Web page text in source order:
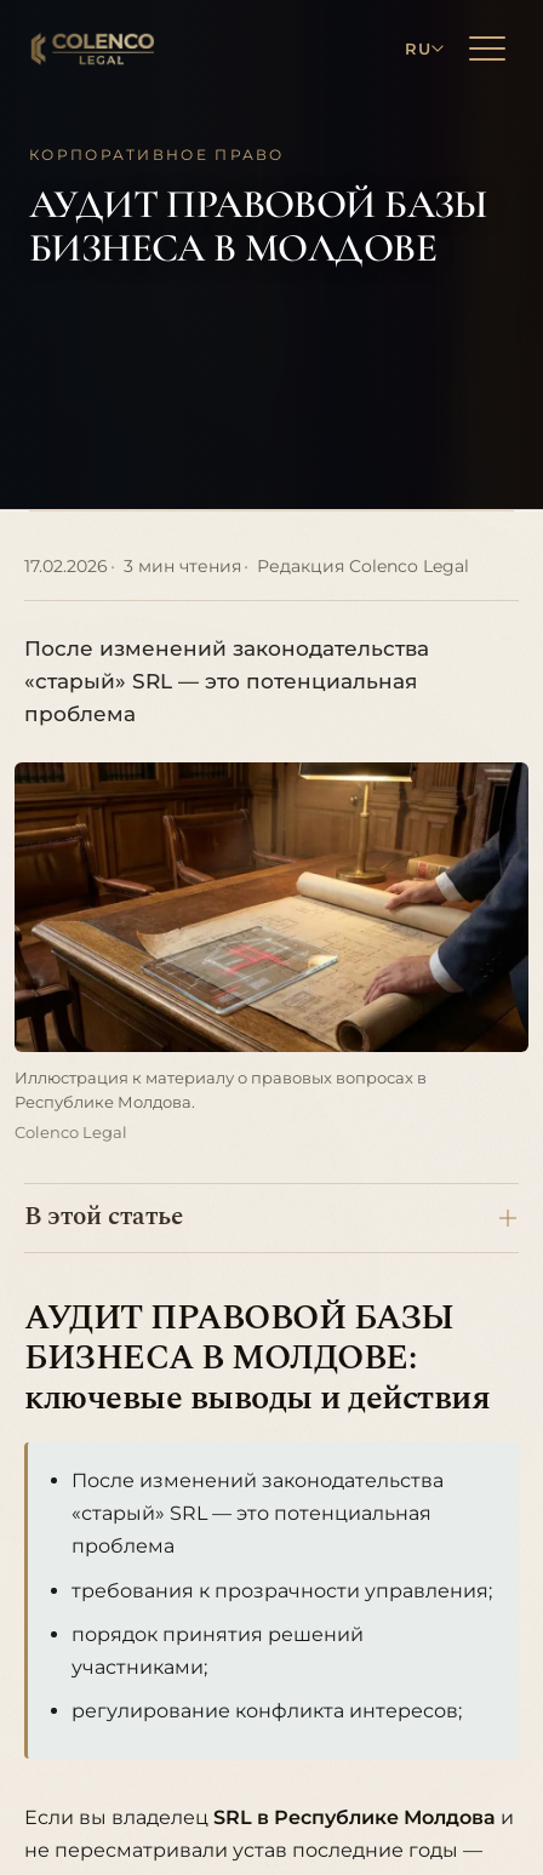
RU
КОРПОРАТИВНОЕ ПРАВО
АУДИТ ПРАВОВОЙ БАЗЫ
БИЗНЕСА В МОЛДОВЕ
17.02.2026 3 мин чтения Редакция Colenco Legal
После изменений законодательства
«старый» SRL — это потенциальная
проблема
Иллюстрация к материалу о правовых вопросах в
Республике Молдова.
Colenco Legal
В этой статье
АУДИТ ПРАВОВОЙ БАЗЫ
БИЗНЕСА В МОЛДОВЕ:
ключевые выводы и действия
После изменений законодательства
«старый» SRL — это потенциальная
проблема
требования к прозрачности управления;
порядок принятия решений
участниками;
регулирование конфликта интересов;
Если вы владелец SRL в Республике Молдова и
не пересматривали устав последние годы —